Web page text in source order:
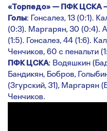
«Торпедо» — ПФК ЦСКА
Голы: Гонсалез, 13 (0:1).
(0:3). Маргарян, 30 (0:4).
(1:5). Гонсалез, 44 (1:6).
Ченчиков, 60 с пенальти
ПФК ЦСКА: Водяшкин
Бандикян, Бобров,
(Згурский, 31), Маргарян
Ченчиков.